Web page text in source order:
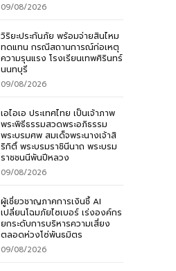
09/08/2026
วิริยะประกันภัย พร้อมจ่ายสินไหม
ทดแทน กรณีสถานการณ์ก่อเหตุ
ความรุนแรง โรงเรียนเทพศิรินทร์
นนทบุรี
09/08/2026
เอไอเอ ประเทศไทย เป็นเจ้าภาพ
พระพิธีธรรมสวดพระอภิธรรม
พระบรมศพ สมเด็จพระนางเจ้าสิ
ริกิติ์ พระบรมราชินีนาถ พระบรม
ราชชนนีพันปีหลวง
09/08/2026
ผู้เชี่ยวชาญภาคการเงินชี้ AI
เปลี่ยนโฉมภัยไซเบอร์ เร่งองค์กร
ยกระดับการบริหารความเสี่ยง
ตลอดห่วงโซ่พันธมิตร
09/08/2026